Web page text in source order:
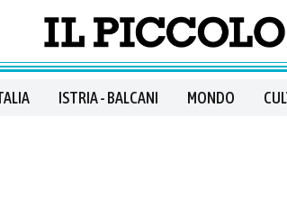
ISTRIA - BALCANI MONDO